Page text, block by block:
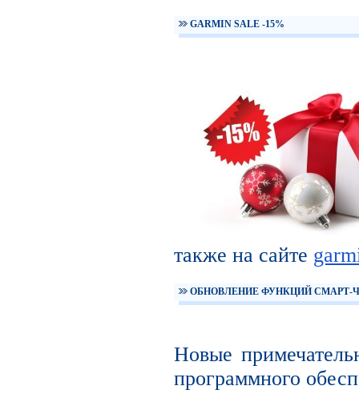
GARMIN SALE -15%
также на сайте
ОБНОВЛЕНИЕ ФУНКЦИЙ СМАРТ-
Новые
программного